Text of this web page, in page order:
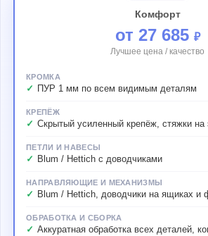
Комфорт
от 27 685 ₽
Лучшее цена / качество
КРОМКА
ПУР 1 мм по всем видимым деталям
КРЕПЁЖ
Скрытый усиленный крепёж, стяжки на
ПЕТЛИ И НАВЕСЫ
Blum / Hettich с доводчиками
НАПРАВЛЯЮЩИЕ И МЕХАНИЗМЫ
Blum / Hettich, доводчики на ящиках и
ОБРАБОТКА И СБОРКА
Аккуратная обработка всех деталей,